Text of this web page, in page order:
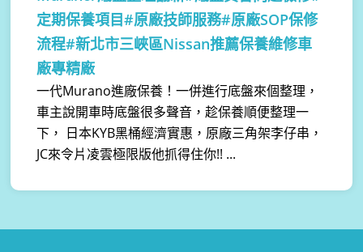
定期保養項目#原廠技師服務#原廠SOP保修
流程#新北市三峽區Nissan推薦保養維修車
廠專精廠
一代Murano進廠保養！一併進行底盤來個整理，
車主說開車時底盤很多聲音，趁保養順便整理一
下， 日本KYB黑桶經濟實惠，原廠三角架李仔串，
JC來令片凌雲極限版他抓得住你!! ...